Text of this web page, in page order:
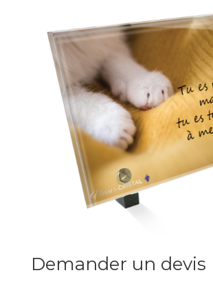
Demander un devis